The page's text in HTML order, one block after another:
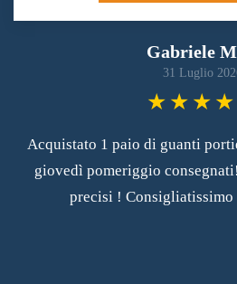
Gabriele
31 Luglio
Acquistato 1 paio di guanti
giovedì pomeriggio
precisi !